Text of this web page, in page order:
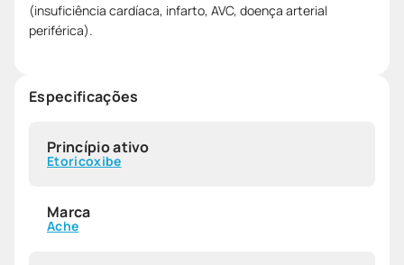
(insuficiência cardíaca, infarto, AVC, doença arterial
periférica).
Especificações
Princípio ativo
Etoricoxibe
Marca
Ache